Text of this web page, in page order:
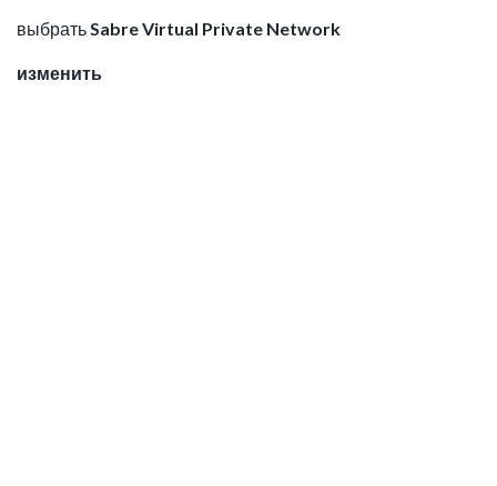
выбратьSabre Virtual Private Network
изменить